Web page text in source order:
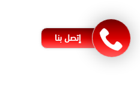
إتصل بنا
محامي شرعي في البحرين
مكتب محامي في الأردن